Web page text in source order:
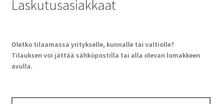
Laskutusasiakkaat
Oletko tilaamassa yritykselle, kunnalle tai valtiolle?
Tilauksen voi jättää sähköpostilla tai alla olevan lomakkeen
avulla.